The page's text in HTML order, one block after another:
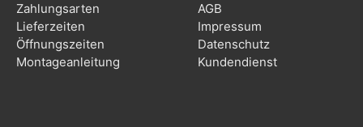
Zahlungsarten
Lieferzeiten
Öffnungszeiten
Montageanleitung
AGB
Impressum
Datenschutz
Kundendienst